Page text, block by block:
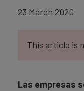
23 March 2020
This article is
Las empresas